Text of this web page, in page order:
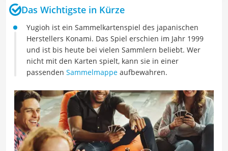
Das Wichtigste in Kürze
Yugioh ist ein Sammelkartenspiel des japanischen
Herstellers Konami. Das Spiel erschien im Jahr 1999
und ist bis heute bei vielen Sammlern beliebt. Wer
nicht mit den Karten spielt, kann sie in einer
passenden Sammelmappe aufbewahren.